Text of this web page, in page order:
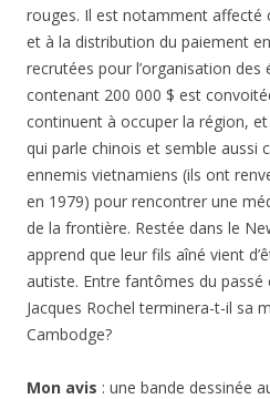
rouges. Il est notamment affecté
et à la distribution du paiement
recrutées pour l’organisation des
contenant 200 000 $ est
continuent à occuper la région,
qui parle chinois et semble aussi
ennemis vietnamiens (ils ont
en 1979) pour rencontrer une
de la frontière. Restée dans le
apprend que leur fils aîné vient
autiste. Entre fantômes du passé
Jacques Rochel terminera-t-il sa
Cambodge?
Mon avis : une bande dessinée